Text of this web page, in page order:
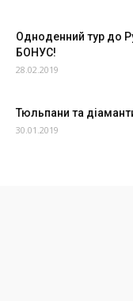
Одноденний тур до
БОНУС!
28.02.2019
Тюльпани та
30.01.2019